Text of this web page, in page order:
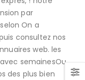
par
On a
consultez nos
web. les
semainesOu
des plus bien